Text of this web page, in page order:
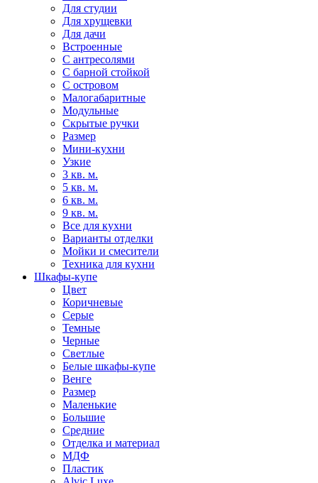
Для студии
Для хрущевки
Для дачи
Встроенные
С антресолями
С барной стойкой
С островом
Малогабаритные
Модульные
Скрытые ручки
Размер
Мини-кухни
Узкие
3 кв. м.
5 кв. м.
6 кв. м.
9 кв. м.
Все для кухни
Варианты отделки
Мойки и смесители
Техника для кухни
Шкафы-купе
Цвет
Коричневые
Серые
Темные
Черные
Светлые
Белые шкафы-купе
Венге
Размер
Маленькие
Большие
Средние
Отделка и материал
МДФ
Пластик